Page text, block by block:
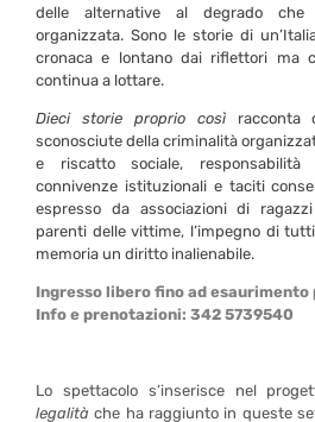
delle alternative al degrado che
organizzata. Sono le storie di
cronaca e lontano dai riflettori ma
continua a lottare.
Dieci storie proprio cosìracconta
sconosciute della criminalità
e riscatto sociale, responsabilità
connivenze istituzionali e taciti
espresso da associazioni di
parenti delle vittime, l’impegno di
memoria un diritto inalienabile.
Ingresso libero fino ad esaurimento
Info e prenotazioni: 342 5739540
Lo spettacolo s’inserisce nel
legalità che ha raggiunto in queste